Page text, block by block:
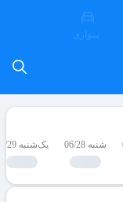
سواری
شنبه 06/28 یک‌شنبه 06/29